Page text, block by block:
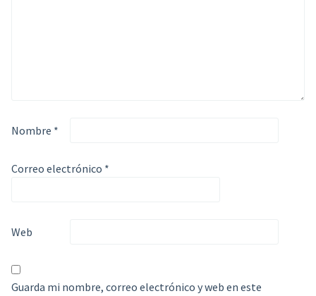
Nombre *
Correo electrónico *
Web
Guarda mi nombre, correo electrónico y web en este